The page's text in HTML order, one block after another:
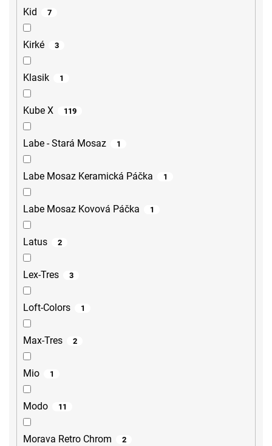
Kid 7
Kirké 3
Klasik 1
Kube X 119
Labe - Stará Mosaz 1
Labe Mosaz Keramická Páčka 1
Labe Mosaz Kovová Páčka 1
Latus 2
Lex-Tres 3
Loft-Colors 1
Max-Tres 2
Mio 1
Modo 11
Morava Retro Chrom 2